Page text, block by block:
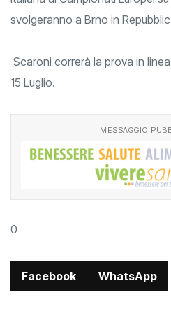
svolgeranno a Brno in
Scaroni correrà la prova in
15 Luglio.
MESSAGGIO
0
Facebook WhatsApp